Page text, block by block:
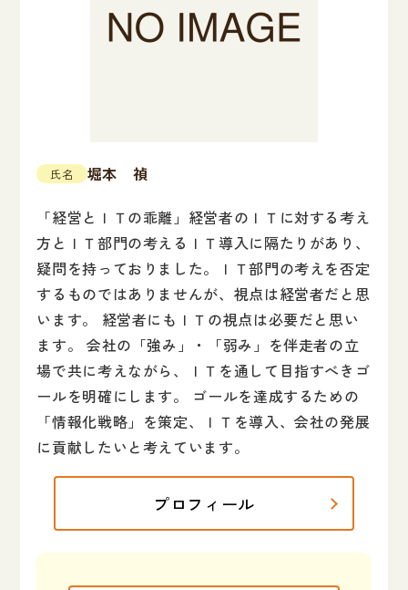
氏名
堀本 禎
「経営とＩＴの乖離」経営者のＩＴに対する考え
方とＩＴ部門の考えるＩＴ導入に隔たりがあり、
疑問を持っておりました。ＩＴ部門の考えを否定
するものではありませんが、視点は経営者だと思
います。 経営者にもＩＴの視点は必要だと思い
ます。 会社の「強み」・「弱み」を伴走者の立
場で共に考えながら、ＩＴを通して目指すべきゴ
ールを明確にします。 ゴールを達成するための
「情報化戦略」を策定、ＩＴを導入、会社の発展
に貢献したいと考えています。
プロフィール